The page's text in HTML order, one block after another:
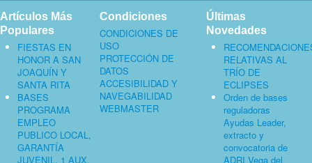
Artículos Más
Populares
FIESTAS EN
HONOR A SAN
JOAQUÍN Y
SANTA RITA
BASES
PROGRAMA
EMPLEO
PUBLICO LOCAL,
GARANTÍA
JUVENIL. 1 AUX.
Condiciones
CONDICIONES DE
USO
PROTECCIÓN DE
DATOS
ACCESIBILIDAD Y
NAVEGABILIDAD
WEBMASTER
Últimas
Novedades
RELATIVAS AL
TRÍO DE
ECLIPSES
Orden de bases
reguladoras
Ayudas Leader,
extracto y
convocatoria de
ADRI Vega del